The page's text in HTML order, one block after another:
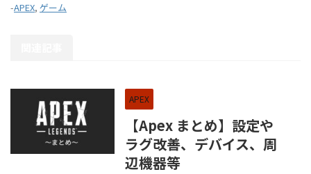
-APEX, ゲーム
APEX
【Apex まとめ】設定や
ラグ改善、デバイス、周
辺機器等